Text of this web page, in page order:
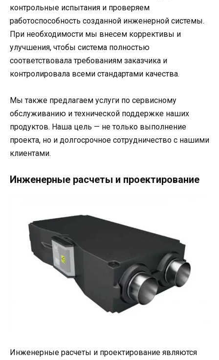
контрольные испытания и проверяем
работоспособность созданной инженерной системы.
При необходимости мы внесем коррективы и
улучшения, чтобы система полностью
соответствовала требованиям заказчика и
контролировала всеми стандартами качества.
Мы также предлагаем услуги по сервисному
обслуживанию и технической поддержке наших
продуктов. Наша цель — не только выполнение
проекта, но и долгосрочное сотрудничество с нашими
клиентами.
Инженерные расчеты и проектирование
Инженерные расчеты и проектирование являются